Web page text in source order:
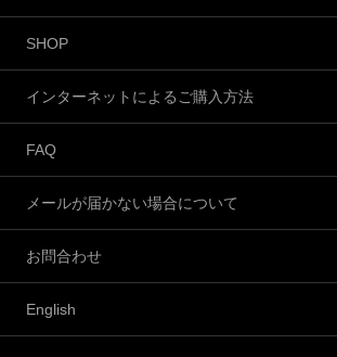
SHOP
インターネットによるご購入方法
FAQ
メールが届かない場合について
お問合わせ
English